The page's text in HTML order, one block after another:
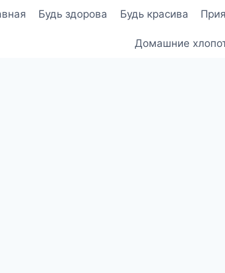
Будь здорова Будь красива
Домашние